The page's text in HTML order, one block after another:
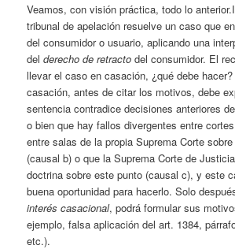
Veamos, con visión práctica, todo lo
tribunal de apelación resuelve un caso que
del consumidor o usuario, aplicando una
delderecho de retracto del consumidor. El
llevar el caso en casación, ¿qué debe
casación, antes de citar los motivos, debe
sentencia contradice decisiones anteriores
o bien que hay fallos divergentes entre
entre salas de la propia Suprema Corte
(causal b) o que la Suprema Corte de
doctrina sobre este punto (causal c), y este
buena oportunidad para hacerlo. Solo
interés casacional, podrá formular sus
ejemplo, falsa aplicación del art. 1384,
etc.).